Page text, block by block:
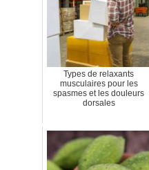
Types de relaxants
musculaires pour les
spasmes et les douleurs
dorsales